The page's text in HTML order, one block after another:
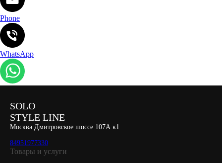
Phone
WhatsApp
SOLO
STYLE LINE
Москва Дмитровское шоссе 107А к1
84951977330
Товары и услуги